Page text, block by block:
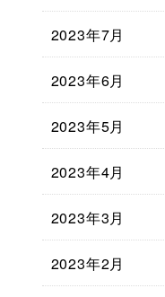
2023年7月
2023年6月
2023年5月
2023年4月
2023年3月
2023年2月